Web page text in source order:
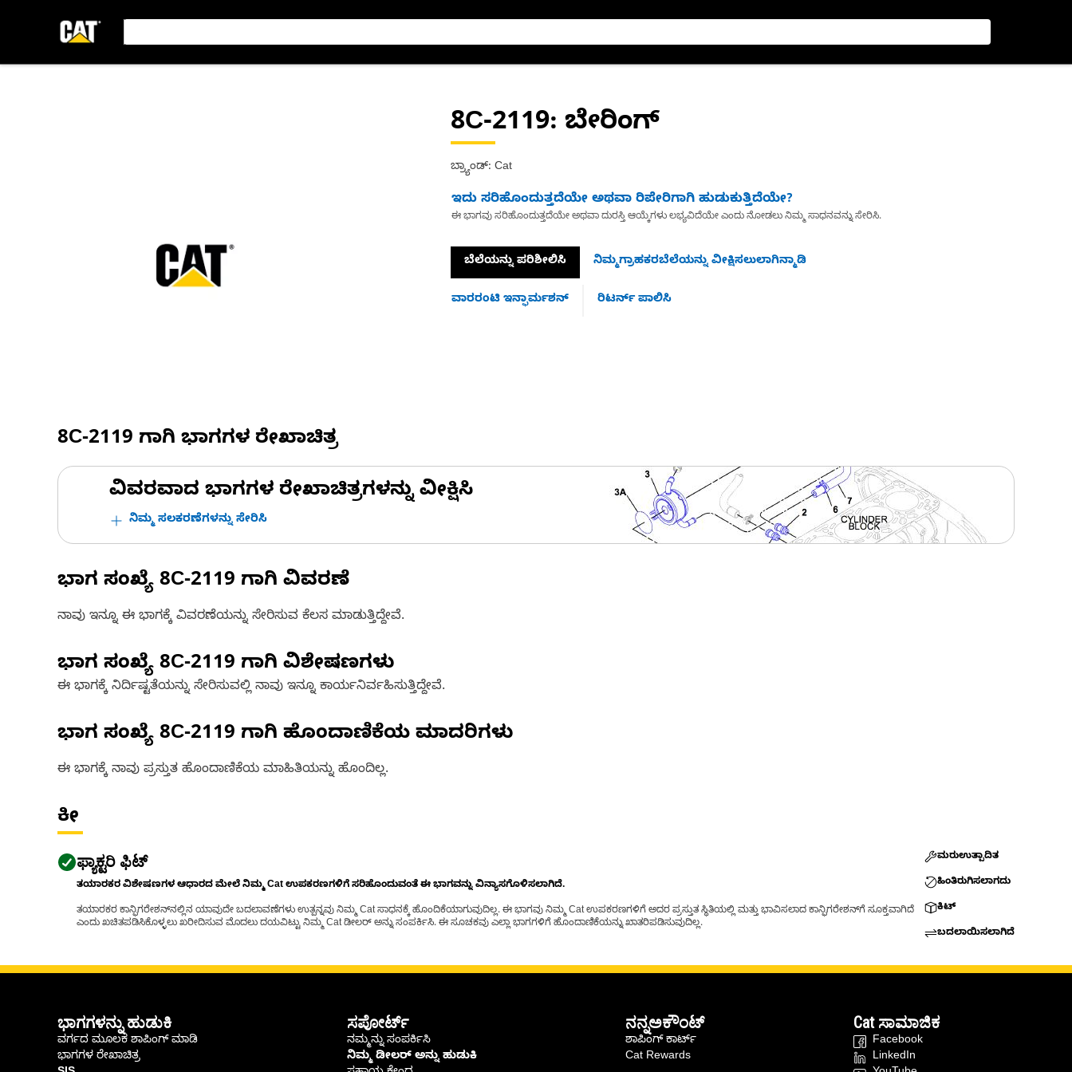
8C-2119: ಬೇರಿಂಗ್
ಬ್ರ್ಯಾಂಡ್: Cat
ಇದು ಸರಿಹೊಂದುತ್ತದೆಯೇ ಅಥವಾ ರಿಪೇರಿಗಾಗಿ ಹುಡುಕುತ್ತಿದೆಯೇ?
ಈ ಭಾಗವು ಸರಿಹೊಂದುತ್ತದೆಯೇ ಅಥವಾ ದುರಸ್ತಿ ಆಯ್ಕೆಗಳು ಲಭ್ಯವಿದೆಯೇ ಎಂದು ನೋಡಲು ನಿಮ್ಮ ಸಾಧನವನ್ನು ಸೇರಿಸಿ.
ಬೆಲೆಯನ್ನು ಪರಿಶೀಲಿಸಿ ನಿಮ್ಮಗ್ರಾಹಕರಬೆಲೆಯನ್ನು ವೀಕ್ಷಿಸಲುಲಾಗಿನ್ಮಾಡಿ
ವಾರರಂಟಿ ಇನ್ಫಾರ್ಮಶನ್ ರಿಟರ್ನ್ ಪಾಲಿಸಿ
8C-2119 ಗಾಗಿ ಭಾಗಗಳ ರೇಖಾಚಿತ್ರ
ವಿವರವಾದ ಭಾಗಗಳ ರೇಖಾಚಿತ್ರಗಳನ್ನು ವೀಕ್ಷಿಸಿ
ನಿಮ್ಮ ಸಲಕರಣೆಗಳನ್ನು ಸೇರಿಸಿ
ಭಾಗ ಸಂಖ್ಯೆ 8C-2119 ಗಾಗಿ ವಿವರಣೆ
ನಾವು ಇನ್ನೂ ಈ ಭಾಗಕ್ಕೆ ವಿವರಣೆಯನ್ನು ಸೇರಿಸುವ ಕೆಲಸ ಮಾಡುತ್ತಿದ್ದೇವೆ.
ಭಾಗ ಸಂಖ್ಯೆ 8C-2119 ಗಾಗಿ ವಿಶೇಷಣಗಳು
ಈ ಭಾಗಕ್ಕೆ ನಿರ್ದಿಷ್ಟತೆಯನ್ನು ಸೇರಿಸುವಲ್ಲಿ ನಾವು ಇನ್ನೂ ಕಾರ್ಯನಿರ್ವಹಿಸುತ್ತಿದ್ದೇವೆ.
ಭಾಗ ಸಂಖ್ಯೆ 8C-2119 ಗಾಗಿ ಹೊಂದಾಣಿಕೆಯ ಮಾದರಿಗಳು
ಈ ಭಾಗಕ್ಕೆ ನಾವು ಪ್ರಸ್ತುತ ಹೊಂದಾಣಿಕೆಯ ಮಾಹಿತಿಯನ್ನು ಹೊಂದಿಲ್ಲ.
ಕೀ
ಫ್ಯಾಕ್ಟರಿ ಫಿಟ್
ತಯಾರಕರ ವಿಶೇಷಣಗಳ ಆಧಾರದ ಮೇಲೆ ನಿಮ್ಮ Cat ಉಪಕರಣಗಳಿಗೆ ಸರಿಹೊಂದುವಂತೆ ಈ ಭಾಗವನ್ನು ವಿನ್ಯಾಸಗೊಳಿಸಲಾಗಿದೆ.
ತಯಾರಕರ ಕಾನ್ಫಿಗರೇಶನ್‌ನಲ್ಲಿನ ಯಾವುದೇ ಬದಲಾವಣೆಗಳು ಉತ್ಪನ್ನವು ನಿಮ್ಮ Cat ಸಾಧನಕ್ಕೆ ಹೊಂದಿಕೆಯಾಗುವುದಿಲ್ಲ. ಈ ಭಾಗವು ನಿಮ್ಮ Cat ಉಪಕರಣಗಳಿಗೆ ಅದರ ಪ್ರಸ್ತುತ ಸ್ಥಿತಿಯಲ್ಲಿ ಮತ್ತು ಭಾವಿಸಲಾದ ಕಾನ್ಫಿಗರೇಶನ್‌ಗೆ ಸೂಕ್ತವಾಗಿದೆ
ಎಂದು ಖಚಿತಪಡಿಸಿಕೊಳ್ಳಲು ಖರೀದಿಸುವ ಮೊದಲು ದಯವಿಟ್ಟು ನಿಮ್ಮ Cat ಡೀಲರ್ ಅನ್ನು ಸಂಪರ್ಕಿಸಿ. ಈ ಸೂಚಕವು ಎಲ್ಲಾ ಭಾಗಗಳಿಗೆ ಹೊಂದಾಣಿಕೆಯನ್ನು ಖಾತರಿಪಡಿಸುವುದಿಲ್ಲ.
ಮರುಉತ್ಪಾದಿತ
ಹಿಂತಿರುಗಿಸಲಾಗದು
ಕಿಟ್
ಬದಲಾಯಿಸಲಾಗಿದೆ
ಭಾಗಗಳನ್ನು ಹುಡುಕಿ
ವರ್ಗದ ಮೂಲಕ ಶಾಪಿಂಗ್ ಮಾಡಿ
ಭಾಗಗಳ ರೇಖಾಚಿತ್ರ
ಸಪೋರ್ಟ್
ನಮ್ಮನ್ನು ಸಂಪರ್ಕಿಸಿ
ನಿಮ್ಮ ಡೀಲರ್ ಅನ್ನು ಹುಡುಕಿ
ನನ್ನಅಕೌಂಟ್
ಶಾಪಿಂಗ್ ಕಾರ್ಟ್
Cat Rewards
Cat ಸಾಮಾಜಿಕ
Facebook
LinkedIn